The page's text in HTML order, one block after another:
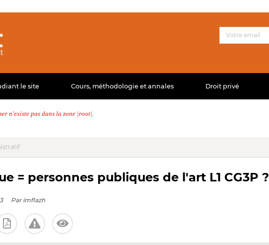
le site Cours, méthodologie et annales Droit privé
n'existe pas dans la zone |root|.
= personnes publiques de l'art L1 CG3P ?
3 Par imflazh